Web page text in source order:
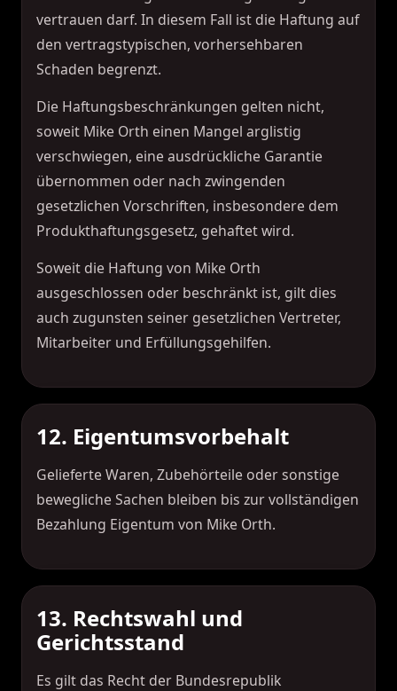
vertrauen darf. In diesem Fall ist die Haftung auf
den vertragstypischen, vorhersehbaren
Schaden begrenzt.
Die Haftungsbeschränkungen gelten nicht,
soweit Mike Orth einen Mangel arglistig
verschwiegen, eine ausdrückliche Garantie
übernommen oder nach zwingenden
gesetzlichen Vorschriften, insbesondere dem
Produkthaftungsgesetz, gehaftet wird.
Soweit die Haftung von Mike Orth
ausgeschlossen oder beschränkt ist, gilt dies
auch zugunsten seiner gesetzlichen Vertreter,
Mitarbeiter und Erfüllungsgehilfen.
12. Eigentumsvorbehalt
Gelieferte Waren, Zubehörteile oder sonstige
bewegliche Sachen bleiben bis zur vollständigen
Bezahlung Eigentum von Mike Orth.
13. Rechtswahl und
Gerichtsstand
Es gilt das Recht der Bundesrepublik